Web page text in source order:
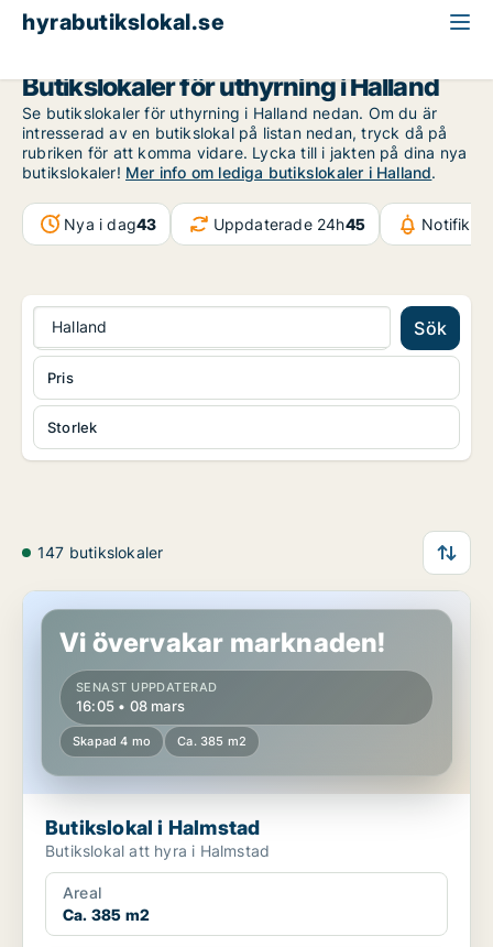
hyrabutikslokal.se
Butikslokaler för uthyrning i Halland
Se butikslokaler för uthyrning i Halland nedan. Om du är
intresserad av en butikslokal på listan nedan, tryck då på
rubriken för att komma vidare. Lycka till i jakten på dina nya
butikslokaler! Mer info om lediga butikslokaler i Halland.
Nya i dag43 Uppdaterade 24h45
Halland Sök
Storlek
Pris
147 butikslokaler
Butikslokal i Halmstad
Vi övervakar marknaden!
SENAST UPPDATERAD
16:05 • 08 mars
Skapad 4 mo Ca. 385 m2
Butikslokal i Halmstad
Butikslokal att hyra i Halmstad
Areal
Ca. 385 m2